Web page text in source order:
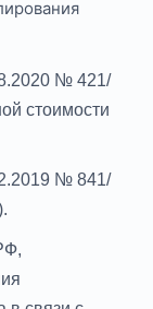
№ 421/
стоимости
№ 841/